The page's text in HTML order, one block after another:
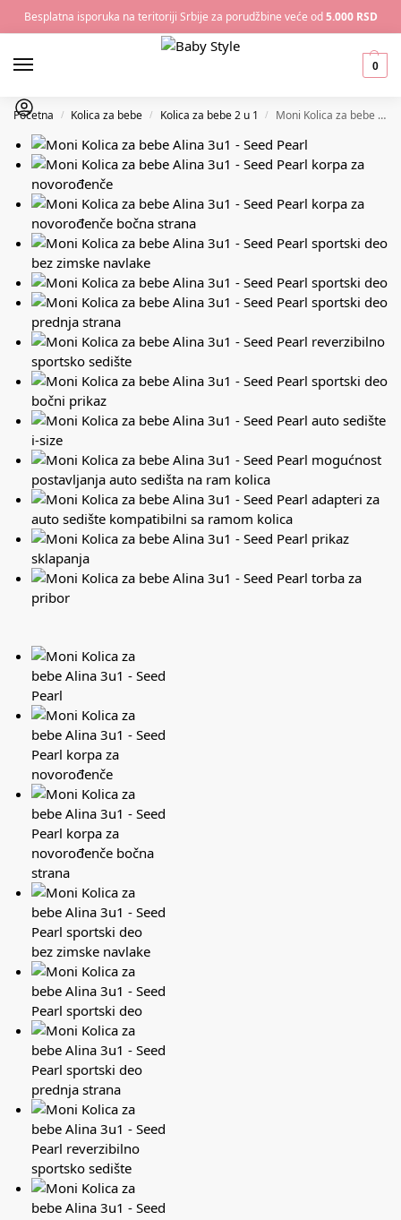
Besplatna isporuka na teritoriji Srbije za porudžbine veće od5.000 RSD
0
Početna / Kolica za bebe / Kolica za bebe 2 u 1 / Moni Kolica za bebe Alina 2u1 – Seed Pearl